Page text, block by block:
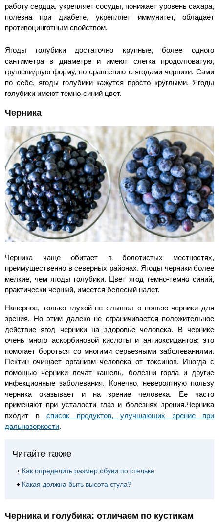
работу сердца, укрепляет сосуды, понижает уровень сахара,
полезна при диабете, укрепляет иммунитет, обладает
противоцинготным свойством.
Ягоды голубики достаточно крупные, более одного
сантиметра в диаметре и имеют слегка продолговатую,
грушевидную форму, по сравнению с ягодами черники. Сами
по себе, ягоды голубики кажутся просто круглыми. Ягоды
голубики имеют темно-синий цвет.
Черника
Черника чаще обитает в болотистых местностях,
преимущественно в северных районах. Ягоды черники более
мелкие, чем ягоды голубики. Цвет ягод темно-темно синий,
практически черный, имеется белесый налет.
Наверное, только глухой не слышал о пользе черники для
зрения. Но этим далеко не ограничивается положительное
действие ягод черники на здоровье человека. В чернике
очень много аскорбиновой кислоты и антиоксидантов: это
помогает бороться со многими серьезными заболеваниями.
Пектин очищает организм человека от токсинов. Иногда с
помощью черники лечат кашель, болезни горла и другие
инфекционные заболевания. Конечно, невероятную пользу
черника оказывает и на зрение человека. Ее часто
применяют при усталости глаз и болезнях зрения.Черника
входит в список продуктов, улучшающих зрение при
дальнозоркости.
Читайте также
Как определить размер обуви по стельке
Какая должна быть высота стула?
Черника и голубика: отличаем по кустикам